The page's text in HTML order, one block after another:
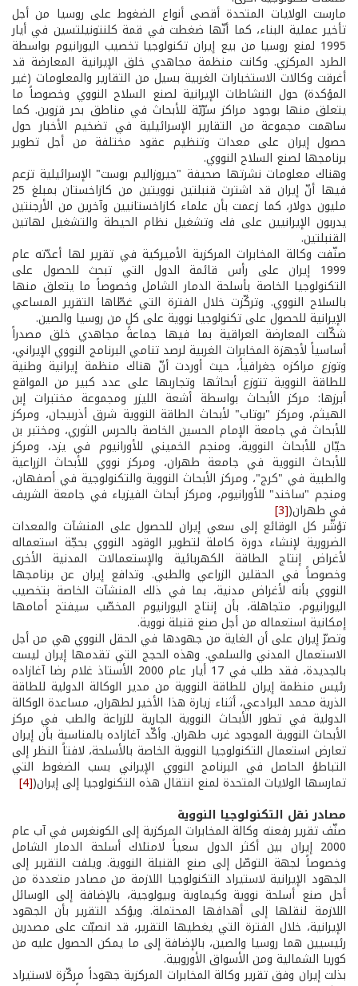
مارست الولايات المتحدة أقصى أنواع الضغوط على روسيا من أجل
تأخير عملية البناء، كما أنّها ضغطت في قمة كلنتون­يلتسين في أيار
1995 لمنع روسيا من بيع إيران تكنولوجيا تخصيب اليورانيوم بواسطة
الطرد المركزي. وكانت منظمة مجاهدي خلق الإيرانية المعارضة قد
أغرقت وكالات الاستخبارات الغربية بسيل من التقارير والمعلومات (غير
المؤكدة) حول النشاطات الإيرانية لصنع السلاح النووي وخصوصاً ما
يتعلق منها بوجود مراكز سرّيّة للأبحاث في مناطق بحر قزوين. كما
ساهمت مجموعة من التقارير الإسرائيلية في تضخيم الأخبار حول
حصول إيران على معدات وتنظيم عقود مختلفة من أجل تطوير
برنامجها لصنع السلاح النووي.
وهناك معلومات نشرتها صحيفة "جيروزاليم بوست" الإسرائيلية تزعم
فيها أنّ إيران قد اشترت قنبلتين نوويتين من كازاخستان بمبلغ 25
مليون دولار، كما زعمت بأن علماء كازاخستانيين وآخرين من الأرجنتين
يدربون الإيرانيين على فك وتشغيل نظام الحيطة والتشغيل لهاتين
القنبلتين.
صنّفت وكالة المخابرات المركزية الأميركية في تقرير لها أعدّته عام
1999 إيران على رأس قائمة الدول التي تبحث للحصول على
التكنولوجيا الخاصة بأسلحة الدمار الشامل وخصوصاً ما يتعلق منها
بالسلاح النووي. وتركّزت خلال الفترة التي غطّاها التقرير المساعي
الإيرانية للحصول على تكنولوجيا نووية على كلٍ من روسيا والصين.
شكّلت المعارضة العراقية بما فيها جماعة مجاهدي خلق مصدراً
أساسياً لأجهزة المخابرات الغربية لرصد تنامي البرنامج النووي الإيراني،
وتوزع مراكزه جغرافياً، حيث أوردت أنّ هناك منظمة إيرانية وطنية
للطاقة النووية تتوزع أبحاثها وتجاربها على عدد كبير من المواقع
أبرزها: مركز الأبحاث بواسطة أشعة الليزر ومجموعة مختبرات إبن
الهيثم، ومركز "بوتاب" لأبحاث الطاقة النووية شرق أذربيجان، ومركز
للأبحاث في جامعة الإمام الحسين الخاصة بالحرس الثوري، ومختبر بن
حيّان للأبحاث النووية، ومنجم الخميني للأورانيوم في يزد، ومركز
للأبحاث النووية في جامعة طهران، ومركز نووي للأبحاث الزراعية
والطبية في "كرج"، ومركز الأبحاث النووية والتكنولوجية في أصفهان،
ومنجم "ساخند" للأورانيوم، ومركز أبحاث الفيزياء في جامعة الشريف
في طهران([3]
تؤشّر كل الوقائع إلى سعي إيران للحصول على المنشآت والمعدات
الضرورية لإنشاء دورة كاملة لتطوير الوقود النووي بحجّة استعماله
لأغراض إنتاج الطاقة الكهربائية والإستعمالات المدنية الأخرى
وخصوصاً في الحقلين الزراعي والطبي. وتدافع إيران عن برنامجها
النووي بأنه لأغراض مدنية، بما في ذلك المنشآت الخاصة بتخصيب
اليورانيوم، متجاهلة، بأن إنتاج اليورانيوم المخصّب سيفتح أمامها
إمكانية استعماله من أجل صنع قنبلة نووية.
وتصرّ إيران على أن الغاية من جهودها في الحقل النووي هي من أجل
الاستعمال المدني والسلمي. وهذه الحجج التي تقدمها إيران ليست
بالجديدة، فقد طلب في 17 أيار عام 2000 الأستاذ غلام رضا آغازاده
رئيس منظمة إيران للطاقة النووية من مدير الوكالة الدولية للطاقة
الذرية محمد البرادعي، أثناء زيارة هذا الأخير لطهران، مساعدة الوكالة
الدولية في تطور الأبحاث النووية الجارية للزراعة والطب في مركز
الأبحاث النووية الموجود غرب طهران. وأكّد آغازاده بالمناسبة بأن إيران
تعارض استعمال التكنولوجيا النووية الخاصة بالأسلحة، لافتاً النظر إلى
التباطؤ الحاصل في البرنامج النووي الإيراني بسب الضغوط التي
تمارسها الولايات المتحدة لمنع انتقال هذه التكنولوجيا إلى إيران([4]
مصادر نقل التكنولوجيا النووية
صنّف تقرير رفعته وكالة المخابرات المركزية إلى الكونغرس في آب عام
2000 إيران بين أكثر الدول سعياً لامتلاك أسلحة الدمار الشامل
وخصوصاً لجهة التوصّل إلى صنع القنبلة النووية. ويلفت التقرير إلى
الجهود الإيرانية لاستيراد التكنولوجيا اللازمة من مصادر متعددة من
أجل صنع أسلحة نووية وكيماوية وبيولوجية، بالإضافة إلى الوسائل
اللازمة لنقلها إلى أهدافها المحتملة. ويؤكد التقرير بأن الجهود
الإيرانية، خلال الفترة التي يغطيها التقرير، قد انصبّت على مصدرين
رئيسيين هما روسيا والصين، بالإضافة إلى ما يمكن الحصول عليه من
كوريا الشمالية ومن الأسواق الأوروبية.
بذلت إيران وفق تقرير وكالة المخابرات المركزية جهوداً مركّزة لاستيراد